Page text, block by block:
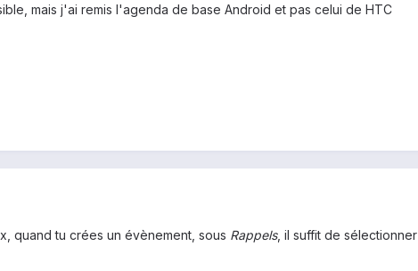
mais j'ai remis l'agenda de base Android et pas celui de HTC
quand tu crées un évènement, sous Rappels, il suffit de sélectionner